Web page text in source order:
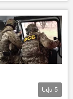
Եվս 5